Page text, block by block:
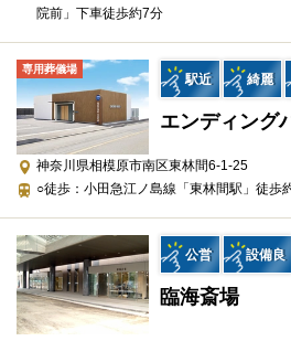
ドライアイス（1回）
棺
防水シーツ
寝台車（病院→会館）（10km以内）
寝台車（会館→火葬場）（10km以内
※セットプランに含まれない内容、飲
礼品、式場料、火葬場関係費、宗教者
動する費用は、人数と内容に応じて別
ご希望やご予算に合わせた適正価格を
院前」下車徒歩約7分
専用葬儀場
駅近 綺麗
エンディング
神奈川県相模原市南区東林間6-1-25
○徒歩：小田急江ノ島線「東林間駅」徒歩
公営 設備良
臨海斎場